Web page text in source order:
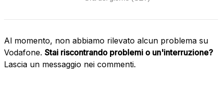
Al momento, non abbiamo rilevato alcun problema su
Vodafone. Stai riscontrando problemi o un'interruzione?
Lascia un messaggio nei commenti.